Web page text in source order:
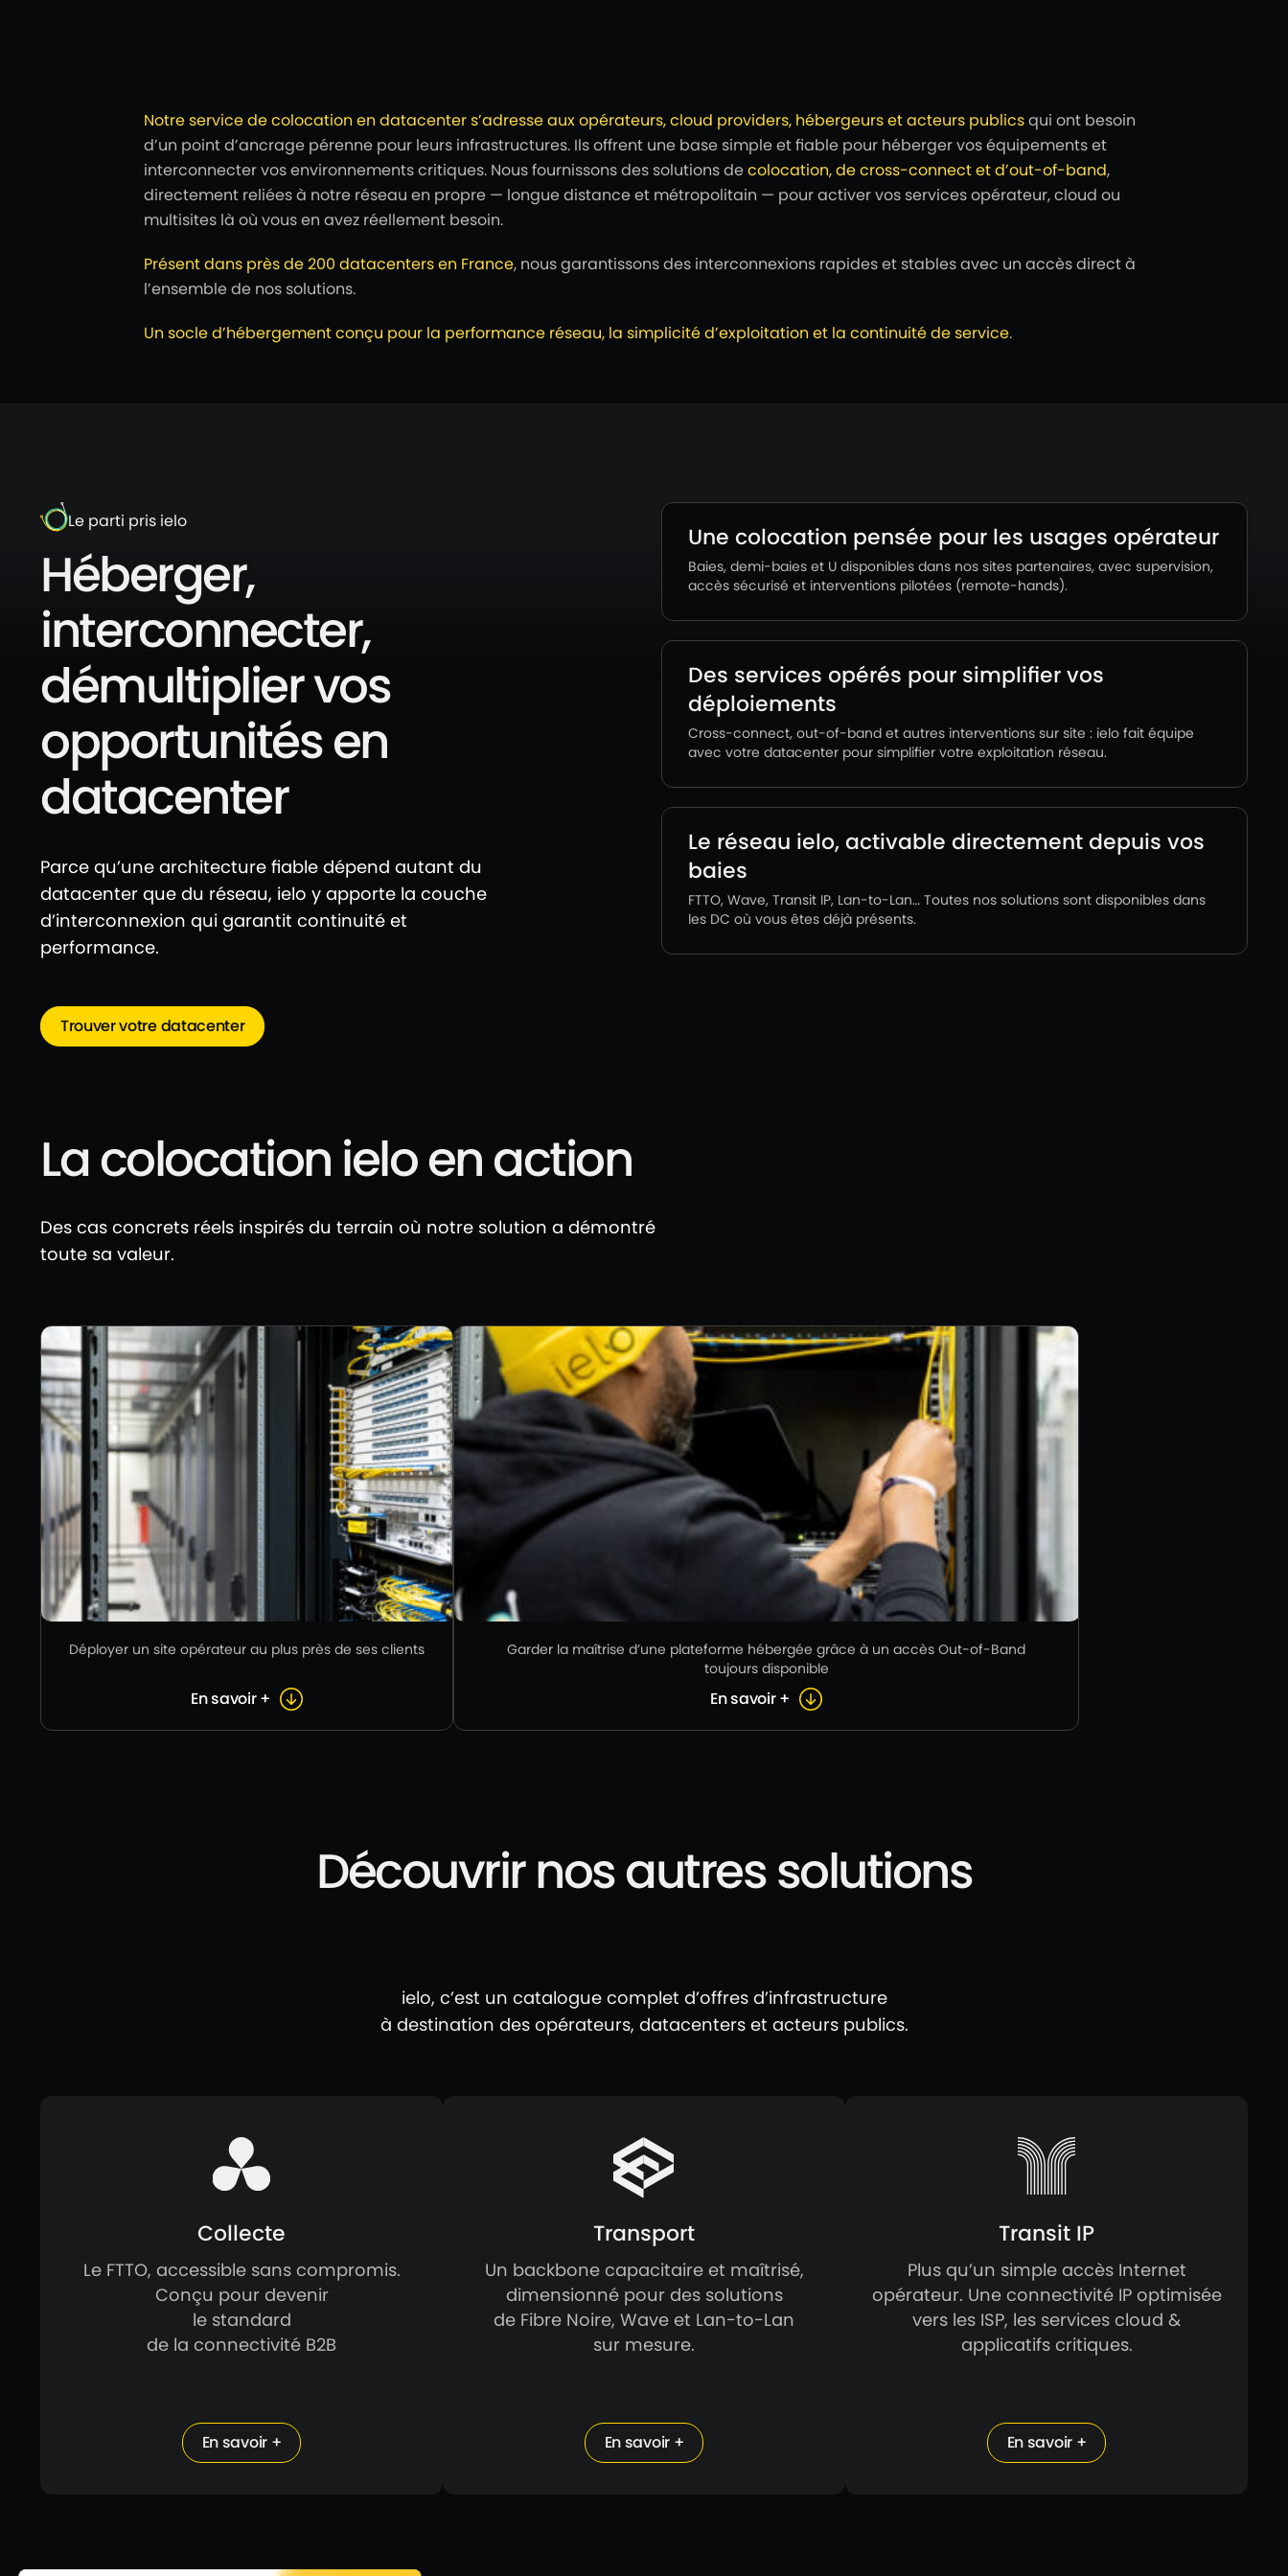
Notre service de colocation en datacenter s’adresse aux opérateurs, cloud providers, hébergeurs et acteurs publicsqui ont besoin
d’un point d’ancrage pérenne pour leurs infrastructures. Ils offrent une base simple et fiable pour héberger vos équipements et
interconnecter vos environnements critiques. Nous fournissons des solutions decolocation, de cross-connect et d’out-of-band,
directement reliées à notre réseau en propre — longue distance et métropolitain — pour activer vos services opérateur, cloud ou
multisites là où vous en avez réellement besoin.
Présent dans près de 200 datacenters en France, nous garantissons des interconnexions rapides et stables avec un accès direct à
l’ensemble de nos solutions.
Un socle d’hébergement conçu pour la performance réseau, la simplicité d’exploitation et la continuité de service.
Le parti pris ielo
Héberger,
interconnecter,
démultiplier vos
opportunités en
datacenter
Parce qu’une architecture fiable dépend autant du
datacenter que du réseau, ielo y apporte la couche
d’interconnexion qui garantit continuité et
performance.
Trouver votre datacenter
Une colocation pensée pour les usages opérateur
Baies, demi-baies et U disponibles dans nos sites partenaires, avec supervision,
accès sécurisé et interventions pilotées (remote-hands).
Des services opérés pour simplifier vos
déploiements
Cross-connect, out-of-band et autres interventions sur site : ielo fait équipe
avec votre datacenter pour simplifier votre exploitation réseau.
Le réseau ielo, activable directement depuis vos
baies
FTTO, Wave, Transit IP, Lan-to-Lan… Toutes nos solutions sont disponibles dans
les DC où vous êtes déjà présents.
La colocation ielo en action
Des cas concrets réels inspirés du terrain où notre solution a démontré
toute sa valeur.
Déployer un site opérateur au plus près de ses clients
En savoir +
Garder la maîtrise d’une plateforme hébergée grâce à un accès Out-of-Band
toujours disponible
En savoir +
Découvrir nos autres solutions
ielo, c’est un catalogue complet d’offres d’infrastructure
à destination des opérateurs, datacenters et acteurs publics.
Collecte
Le FTTO, accessible sans compromis.
Conçu pour devenir
le standard
de la connectivité B2B
En savoir +
Transport
Un backbone capacitaire et maîtrisé,
dimensionné pour des solutions
de Fibre Noire, Wave et Lan-to-Lan
sur mesure.
En savoir +
Transit IP
Plus qu’un simple accès Internet
opérateur. Une connectivité IP optimisée
vers les ISP, les services cloud &
applicatifs critiques.
En savoir +